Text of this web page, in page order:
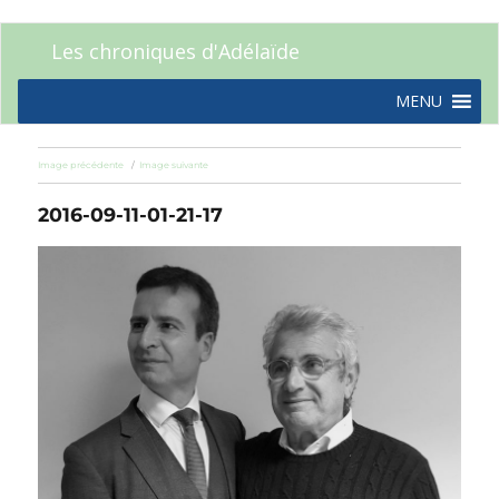
Les chroniques d'Adélaïde
MENU
Image précédente Image suivante
2016-09-11-01-21-17